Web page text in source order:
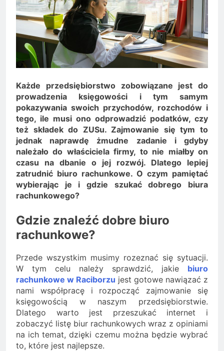
Minolta – kiedy wybrać
kolorowe, a kiedy czarno-
białe?
2 Lata Ago
Na czym polega
rozliczanie podatku?
2 Lata Ago
Każde przedsiębiorstwo zobowiązane jest do
prowadzenia księgowości i tym samym
pokazywania swoich przychodów, rozchodów i
tego, ile musi ono odprowadzić podatków, czy
też składek do ZUSu. Zajmowanie się tym to
jednak naprawdę żmudne zadanie i gdyby
należało do właściciela firmy, to nie miałby on
czasu na dbanie o jej rozwój. Dlatego lepiej
zatrudnić biuro rachunkowe. O czym pamiętać
wybierając je i gdzie szukać dobrego biura
rachunkowego?
Gdzie znaleźć dobre biuro
rachunkowe?
Przede wszystkim musimy rozeznać się sytuacji.
W tym celu należy sprawdzić, jakie biuro
rachunkowe w Raciborzu jest gotowe nawiązać z
nami współpracę i rozpocząć zajmowanie się
księgowością w naszym przedsiębiorstwie.
Dlatego warto jest przeszukać internet i
zobaczyć listę biur rachunkowych wraz z opiniami
na ich temat, dzięki czemu można będzie wybrać
to, które jest najlepsze.